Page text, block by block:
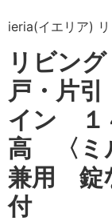
ieria(イエリア)
リビン
戸・片
イン １
高 〈ミ
兼用 錠
付